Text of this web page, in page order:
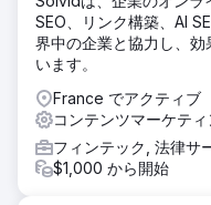
SEO、リンク構築、AI
界中の企業と協力し、効
います。
France でアクティブ
コンテンツマーケテ
フィンテック, 法律サ
$1,000 から開始